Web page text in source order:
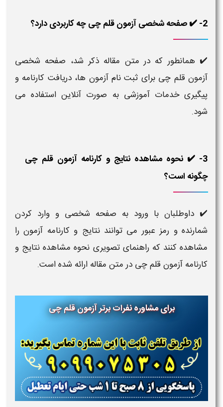
2- ✔️ صفحه شخصی آزمون قلم چی چه کاربردی دارد؟
✔️ همانطور که در متن مقاله ذکر شد، صفحه شخصی
آزمون قلم چی برای ثبت‌ نام آزمون‌ ها، دریافت کارنامه و
پیگیری خدمات آموزشی به‌ صورت آنلاین استفاده می‌
شود.
3- ✔️ نحوه مشاهده نتایج و کارنامه آزمون قلم چی
چگونه است؟
✔️ داوطلبان با ورود به صفحه شخصی و وارد کردن
شمارنده و رمز عبور می‌ توانند نتایج و کارنامه آزمون را
مشاهده کنند که راهنمای تصویری نحوه مشاهده نتایج و
کارنامه آزمون قلم چی در متن مقاله ارائه شده است.
برای مشاوره نفرات برتر آزمون قلم چی